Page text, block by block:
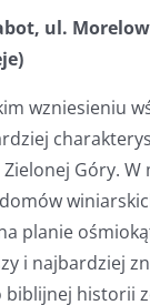
ul.
wzniesieniu
Góry. W
planie
i najbardziej
biblijnej historii